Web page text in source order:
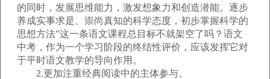
的同时，发展思维能力，激发想象力和创造潜能。逐步
养成实事求是、崇尚真知的科学态度，初步掌握科学的
思想方法”这一条语文课程总目标不就架空了吗？语文
中考，作为一个学习阶段的终结性评价，应该发挥它对
于平时语文教学的导向作用。
2.更加注重经典阅读中的主体参与。